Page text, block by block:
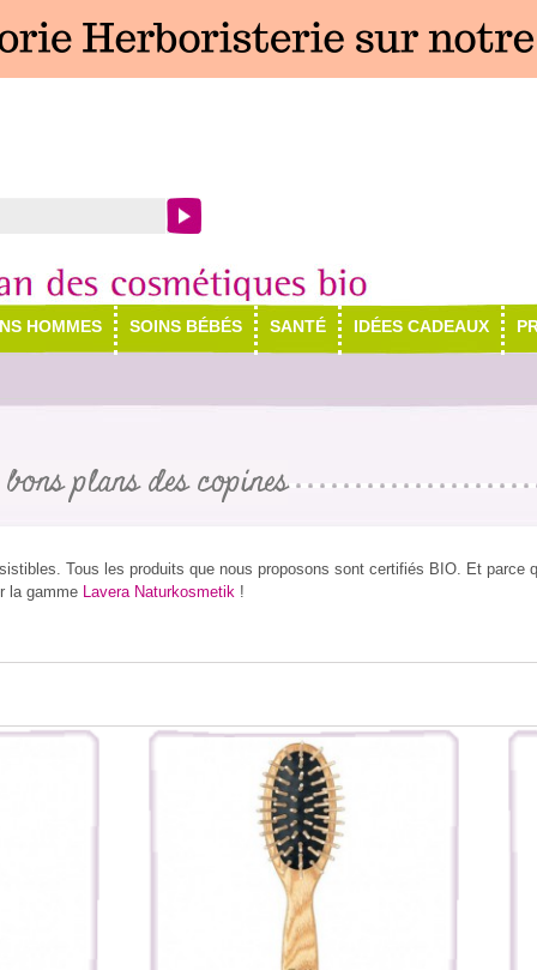
HOMMES SOINS BÉBÉS SANTÉ IDÉES CADEAUX
plans des copines
Tous les produits que nous proposons sont certifiés BIO. Et parce
la gamme Lavera Naturkosmetik !